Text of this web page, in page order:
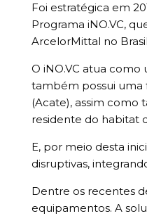
Foi estratégica em
Programa iNO.VC,
ArcelorMittal no
O iNO.VC atua
também possui uma
(Acate), assim como
residente do habitat
E, por meio desta
disruptivas,
Dentre os recentes
equipamentos. A